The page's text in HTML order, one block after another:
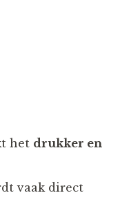
het drukker en
vaak direct